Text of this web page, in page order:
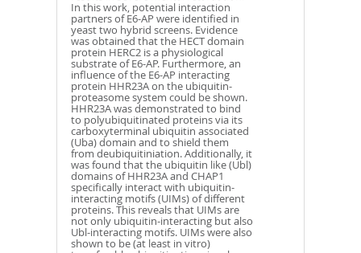
In this work, potential interaction
partners of E6-AP were identified in
yeast two hybrid screens. Evidence
was obtained that the HECT domain
protein HERC2 is a physiological
substrate of E6-AP. Furthermore, an
influence of the E6-AP interacting
protein HHR23A on the ubiquitin-
proteasome system could be shown.
HHR23A was demonstrated to bind
to polyubiquitinated proteins via its
carboxyterminal ubiquitin associated
(Uba) domain and to shield them
from deubiquitiniation. Additionally, it
was found that the ubiquitin like (Ubl)
domains of HHR23A and CHAP1
specifically interact with ubiquitin-
interacting motifs (UIMs) of different
proteins. This reveals that UIMs are
not only ubiquitin-interacting but also
Ubl-interacting motifs. UIMs were also
shown to be (at least in vitro)